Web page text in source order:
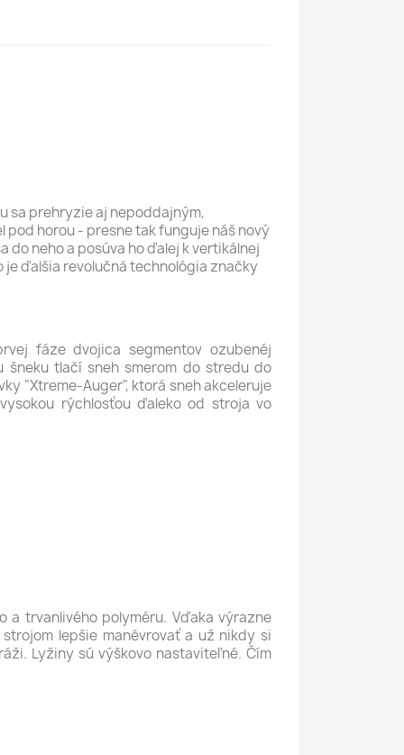
sa prehryzie aj nepoddajným,
horou - presne tak funguje náš nový
do neho a posúva ho ďalej k vertikálnej
je ďalšia revolučná technológia značky
fáze dvojica segmentov ozubenéj
šneku tlačí sneh smerom do stredu do
"Xtreme-Auger", ktorá sneh akceleruje
rýchlosťou ďaleko od stroja vo
a trvanlivého polyméru. Vďaka výrazne
lepšie manévrovať a už nikdy si
Lyžiny sú výškovo nastaviteľné. Čím